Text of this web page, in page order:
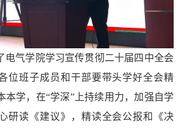
电气学院学习宣传贯彻二十届四中全会
位班子成员和干部要带头学好全会精
本学，在“学深”上持续用力，加强自学
研读《建议》，精读全会公报和《决